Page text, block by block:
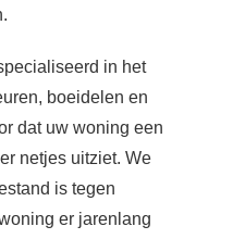
in het
boeidelen en
dat uw woning een
netjes uitziet. We
is tegen
er jarenlang